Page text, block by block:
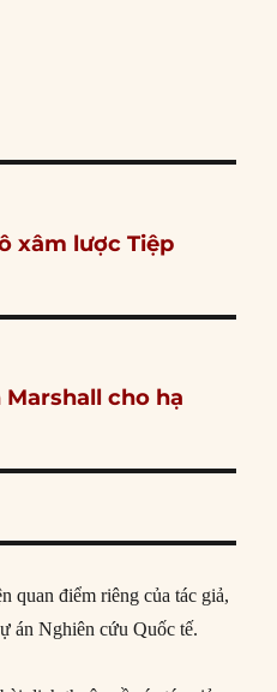
xâm lược Tiệp
cho hạ
quan điểm riêng của tác giả,
án Nghiên cứu Quốc tế.